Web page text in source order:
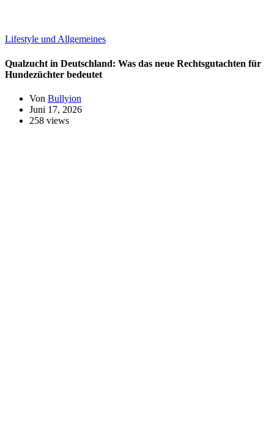
Lifestyle und Allgemeines
Qualzucht in Deutschland: Was das neue Rechtsgutachten für
Hundezüchter bedeutet
Von Bullyion
Juni 17, 2026
258 views